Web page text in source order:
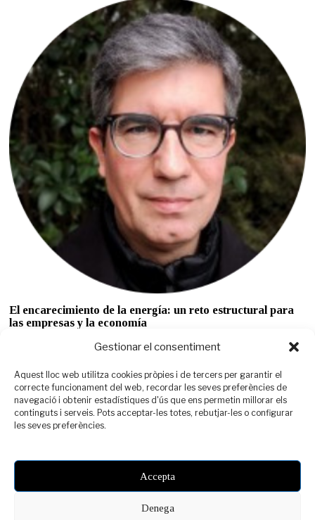
Gestionar el consentiment
Aquest lloc web utilitza cookies pròpies i de tercers per garantir el
correcte funcionament del web, recordar les seves preferències de
navegació i obtenir estadístiques d'ús que ens permetin millorar els
continguts i serveis. Pots acceptar-les totes, rebutjar-les o configurar
les seves preferències.
Accepta
Denega
YOU MIGHT BE INTERESTED IN
la sostenibilidad y el
arraigo al territorio,
nos permitirá ser un
referente mundial”
El encarecimiento de la energía: un reto estructural para
las empresas y la economía